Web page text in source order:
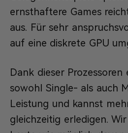
ernsthaftere Games
aus. Für sehr
auf eine diskrete GPU
Dank dieser
sowohl Single- als auch
Leistung und kannst
gleichzeitig erledigen.